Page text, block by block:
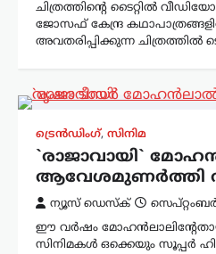
ചിത്രത്തിന്റെ ടൈറ്റിൽ
ജോസഫ് കേന്ദ്ര
അവതരിപ്പിക്കുന്ന ചിത്രത്തില്‍
ട്രെൻഡിംഗ്, സിനിമ
`രാജാവായി`
ആവേശമുണർത്തി
ന്യൂസ് ഡെസ്ക്
സെപ്റ്റംബർ
ഈ വർഷം
സിനിമകൾ ഒക്കെയും സൂപ്പർ